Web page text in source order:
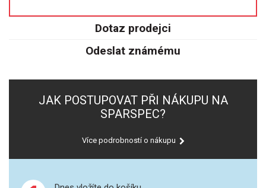
Dotaz prodejci
Odeslat známému
JAK POSTUPOVAT PŘI NÁKUPU NA
SPARSPEC?
Více podrobností o nákupu